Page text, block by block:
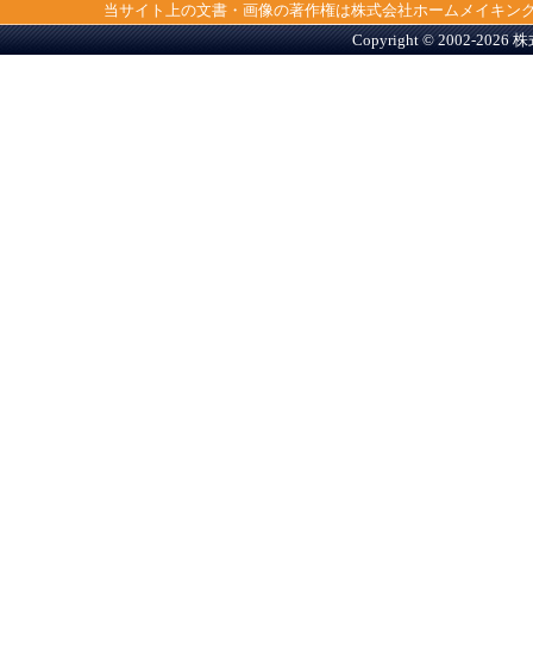
当サイト上の文書・画像の著作権は株式会社ホームメイキ
Copyright © 2002-2026